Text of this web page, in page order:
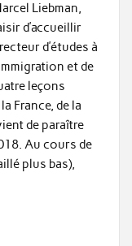
Liebman,
d’accueillir
d’études à
et de
leçons
France, de la
de paraître
Au cours de
plus bas),